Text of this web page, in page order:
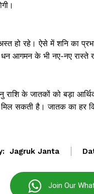
Vishwasniya
Akhbaar
हो रहे। ऐसे में शनि का
के भी नए-नए रास्ते
राशि के जातकों को बड़ा
मिल सकती है। जातक का हर
Jagruk Janta
Join Our